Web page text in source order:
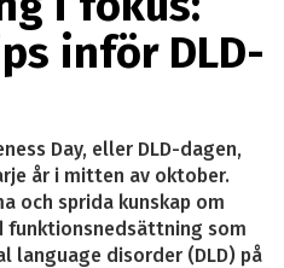
inför DLD-
Day, eller DLD-dagen,
år i mitten av oktober.
och sprida kunskap om
funktionsnedsättning som
language disorder (DLD) på